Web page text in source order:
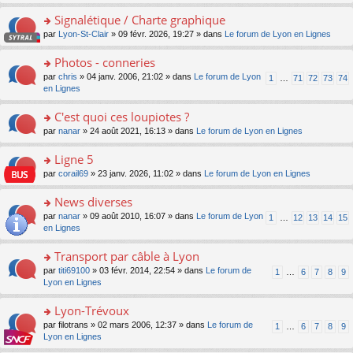
s
er
le
m
e
s
s
e
n
o
n
le
u
s
ré
c
nt
o
n
ult
er
le
m
e
s
g
e
n
o
lu
u
s
ré
c
nt
Signalétique / Charte graphique
par Lyon-St-Clair » 09 févr. 2026, 19:27 » dans Le forum de Lyon en Lignes
o
n
s
er
le
m
e
s
g
e
n
o
n
le
pl
s
ré
e
Photos - conneries
1 71 72 73 74
par chris » 04 janv. 2006, 21:02 » dans
Le forum de Lyon
en Lignes
o
n
ult
er
le
m
e
s
g
e
n
o
n
le
pl
C'est quoi ces loupiotes ?
par nanar » 24 août 2021, 16:13 » dans Le forum de Lyon en Lignes
o
n
ult
er
le
m
e
s
s
e
n
o
n
Ligne 5
par corail69 » 23 janv. 2026, 11:02 » dans Le forum de Lyon en Lignes
o
n
s
er
le
m
e
s
s
a
News diverses
1 12 13 14 15
par nanar » 09 août 2010, 16:07 » dans
Le forum de Lyon
en Lignes
o
s
er
le
m
Transport par câble à Lyon
1 6 7 8 9
par titi69100 » 03 févr. 2014, 22:54 » dans
Le forum de
Lyon en Lignes
o
s
Lyon-Trévoux
1 6 7 8 9
par filotrans » 02 mars 2006, 12:37 » dans
Le forum de
Lyon en Lignes